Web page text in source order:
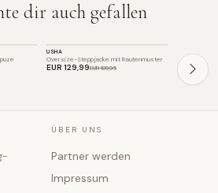
dir auch gefallen
SALE
USHA
Oversize-Steppjacke mit Rautenmuster
EUR 129,99EUR 189,95
SALE
EUR 40
ÜBER UNS
Partner werden
Impressum